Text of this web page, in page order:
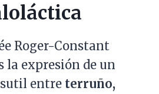
Roger-Constant
la expresión de un
entre terruño,